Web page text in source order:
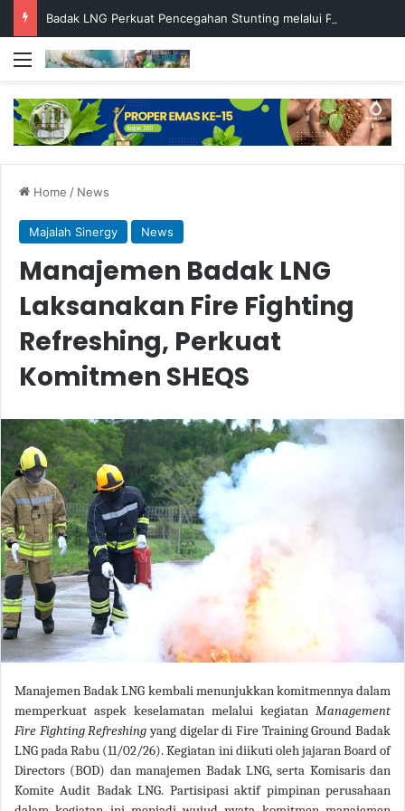
Menu
Home / News
Majalah Sinergy News
Manajemen Badak LNG
Laksanakan Fire Fighting
Refreshing, Perkuat
Komitmen SHEQS
Manajemen Badak LNG kembali menunjukkan komitmennya dalam
memperkuat aspek keselamatan melalui kegiatan Management
Fire Fighting Refreshingyang digelar di Fire Training Ground Badak
LNG pada Rabu (11/02/26). Kegiatan ini diikuti oleh jajaran Board of
Directors (BOD) dan manajemen Badak LNG, serta Komisaris dan
Komite Audit Badak LNG. Partisipasi aktif pimpinan perusahaan